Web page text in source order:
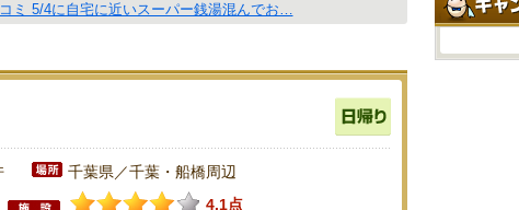
ミ 5/4に自宅に近いスーパー銭湯混んでお…
千葉県／千葉・船橋周辺
4.1点